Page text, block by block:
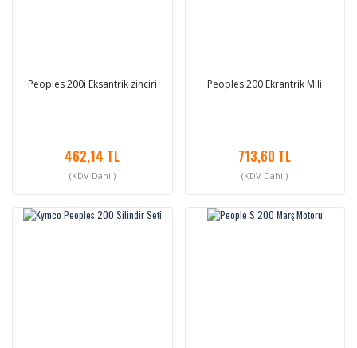
Peoples 200i Eksantrik zinciri
462,14 TL
(KDV Dahil)
Peoples 200 Ekrantrik Mili
713,60 TL
(KDV Dahil)